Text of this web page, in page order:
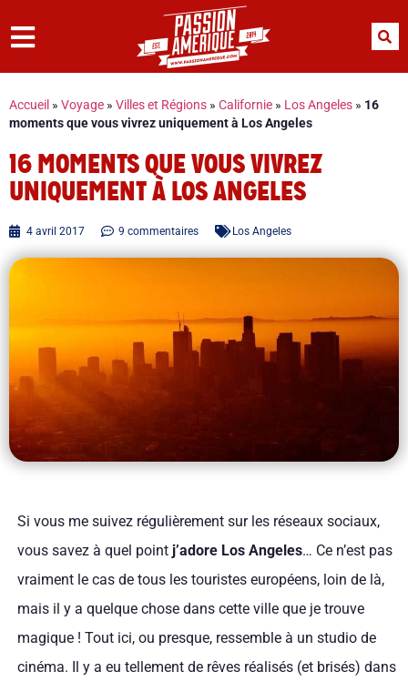
Accueil » Voyage » Villes et Régions » Californie » Los Angeles » 16
moments que vous vivrez uniquement à Los Angeles
16 MOMENTS QUE VOUS VIVREZ
UNIQUEMENT À LOS ANGELES
4 avril 2017 9 commentaires Los Angeles
Si vous me suivez régulièrement sur les réseaux sociaux,
vous savez à quel point j’adore Los Angeles… Ce n’est pas
vraiment le cas de tous les touristes européens, loin de là,
mais il y a quelque chose dans cette ville que je trouve
magique ! Tout ici, ou presque, ressemble à un studio de
cinéma. Il y a eu tellement de rêves réalisés (et brisés) dans